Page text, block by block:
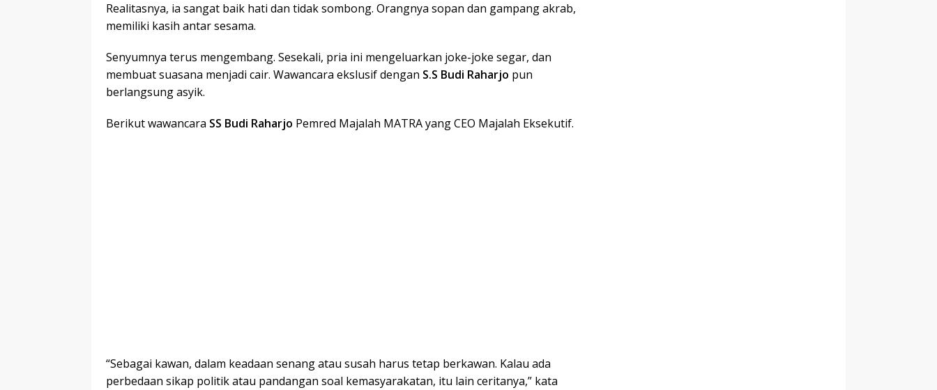
Realitasnya, ia sangat baik hati dan tidak sombong. Orangnya sopan dan gampang akrab,
memiliki kasih antar sesama.
Senyumnya terus mengembang. Sesekali, pria ini mengeluarkan joke-joke segar, dan
membuat suasana menjadi cair. Wawancara ekslusif dengan S.S Budi Raharjo pun
berlangsung asyik.
Berikut wawancara SS Budi Raharjo Pemred Majalah MATRA yang CEO Majalah Eksekutif.
“Sebagai kawan, dalam keadaan senang atau susah harus tetap berkawan. Kalau ada
perbedaan sikap politik atau pandangan soal kemasyarakatan, itu lain ceritanya,” kata